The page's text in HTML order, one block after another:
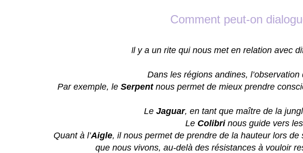
Comment peut-on
Il y a un rite qui nous met en relation avec
Dans les régions andines,
Par exemple, leSerpentnous permet de mieux prendre
Le Jaguar, en tant que maître de la
Le Colibrinous guide vers
Quant à l’Aigle, il nous permet de prendre de la hauteur lors
que nous vivons, au-delà des résistances à vouloir